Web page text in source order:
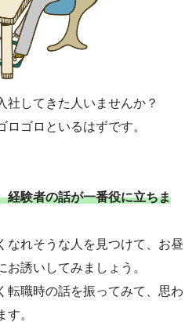
社してきた人いませんか？
ゴロといるはずです。
経験者の話が一番役に立ちま
なれそうな人を見つけて、お昼
誘いしてみましょう。
転職時の話を振ってみて、思わ
。